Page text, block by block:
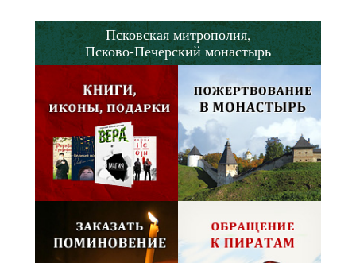
Псковская митрополия,
Псково-Печерский монастырь